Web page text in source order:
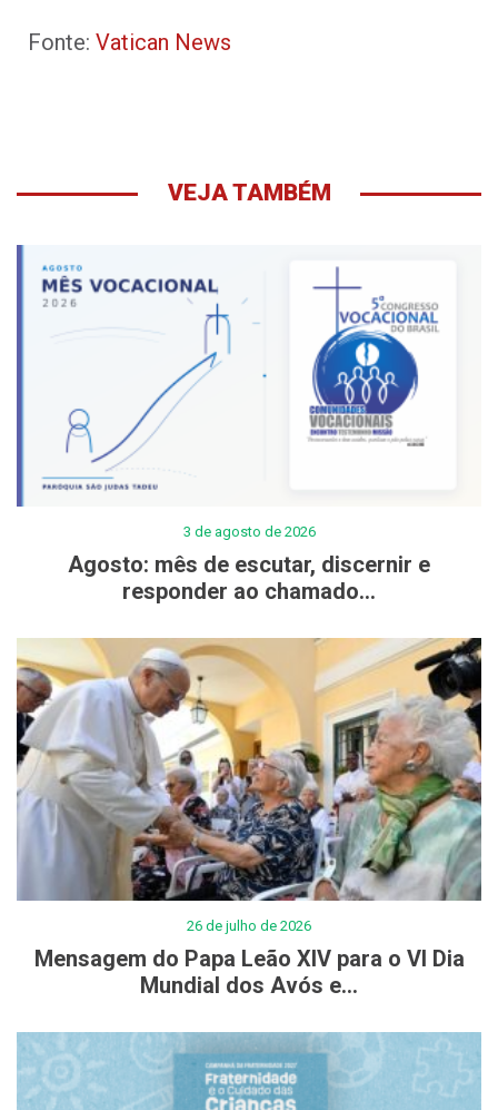
Fonte: Vatican News
VEJA TAMBÉM
3 de agosto de 2026
Agosto: mês de escutar, discernir e
responder ao chamado...
26 de julho de 2026
Mensagem do Papa Leão XIV para o VI Dia
Mundial dos Avós e...